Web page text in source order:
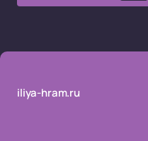
iliya-hram.ru